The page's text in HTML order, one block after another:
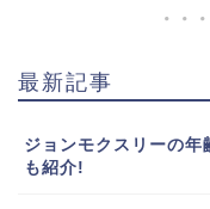
最新記事
ジョンモクスリーの
も紹介!